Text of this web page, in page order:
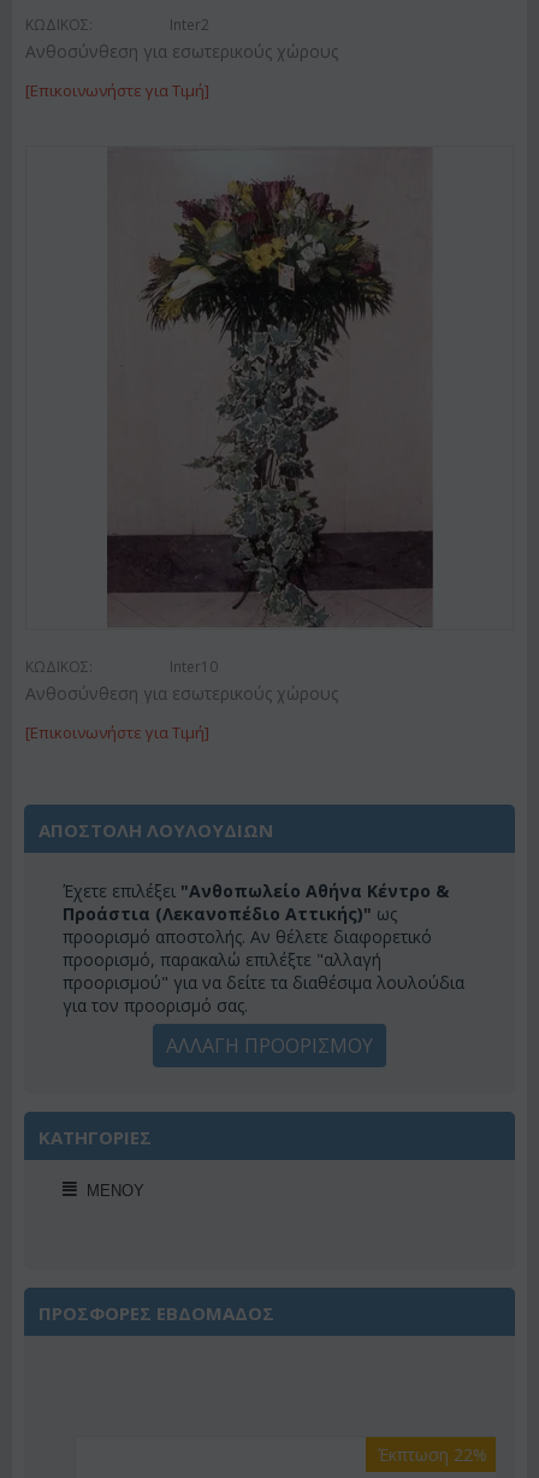
ΚΩΔΙΚΟΣ: Inter2
Ανθοσύνθεση για εσωτερικούς χώρους
[Επικοινωνήστε για Τιμή]
ΚΩΔΙΚΟΣ: Inter10
Ανθοσύνθεση για εσωτερικούς χώρους
[Επικοινωνήστε για Τιμή]
ΑΠΟΣΤΟΛΗ ΛΟΥΛΟΥΔΙΩΝ
Έχετε επιλέξει "Ανθοπωλείο Αθήνα Κέντρο &
Προάστια (Λεκανοπέδιο Αττικής)" ως
προορισμό αποστολής. Αν θέλετε διαφορετικό
προορισμό, παρακαλώ επιλέξτε "αλλαγή
προορισμού" για να δείτε τα διαθέσιμα λουλούδια
για τον προορισμό σας.
ΑΛΛΑΓΗ ΠΡΟΟΡΙΣΜΟΥ
ΚΑΤΗΓΟΡΙΕΣ
ΜΕΝΟΎ
ΠΡΟΣΦΟΡΕΣ ΕΒΔΟΜΑΔΟΣ
Έκπτωση 22%